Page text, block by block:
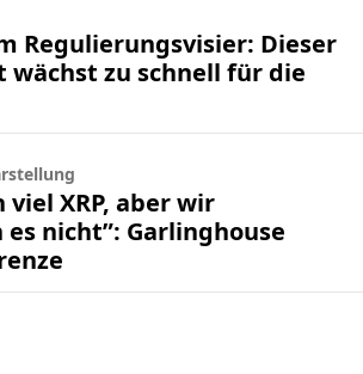
Regulierungsvisier: Dieser
wächst zu schnell für die
viel XRP, aber wir
nicht”: Garlinghouse